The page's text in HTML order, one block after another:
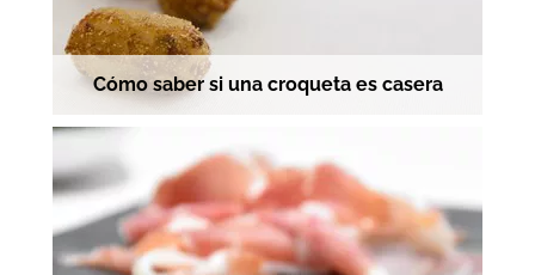
Cómo saber si una croqueta es casera